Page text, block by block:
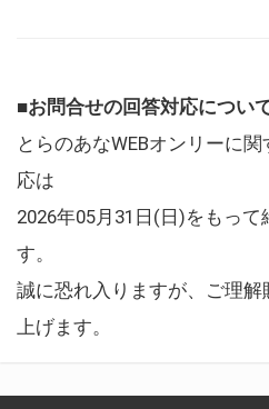
■お問合せの回答対応につい
とらのあなWEBオンリーに
応は
2026年05月31日(日)をもっ
す。
誠に恐れ入りますが、ご理
上げます。